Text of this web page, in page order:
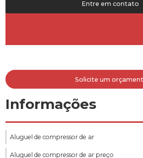
Entre em contato
Solicite um
Informações
Aluguel de compressor de ar
Aluguel de compressor de ar preço